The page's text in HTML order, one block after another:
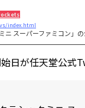
index.html
ニ スーパーファミコン」の
日が任天堂公式